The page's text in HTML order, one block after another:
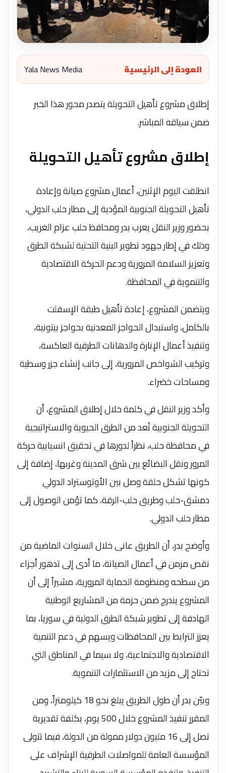
العودة إلى الرئيسية Yala News Media
إطلاق مشروع تأهيل التحويلة يتصدر محور هذا الخبر
ضمن سياقه المباشر.
إطلاق مشروع تأهيل التحويلة
انطلقت اليوم الإثنين، أعمال مشروع صيانة وإعادة
تأهيل التحويلة الجنوبية المؤدية إلى مطار حلب الدولي،
بحضور وزير النقل يعرب بدر ومحافظ حلب عزام الغريب،
وذلك في إطار جهود تطوير البنية التحتية لشبكة الطرق
وتعزيز السلامة المرورية ودعم الحركة الاقتصادية
والتنموية في المحافظة.
ويتضمن المشروع، إعادة تأهيل طبقة الإسفلت
بالكامل، واستبدال الحواجز المعدنية بحواجز بيتونية،
وتنفيذ أعمال الإنارة والدهانات الطرقية العاكسة،
وتركيب الشواخص المرورية، إلى جانب إنشاء جزر وسطية
ومساحات خضراء.
وأكد وزير النقل في كلمة خلال إطلاق المشروع، أن
التحويلة الجنوبية تُعد من الطرق الحيوية والاستراتيجية
في محافظة حلب، نظراً لدورها في تحقيق انسيابية حركة
المرور ونقل البضائع بين شرق المدينة وغربها، إضافة إلى
كونها تشكل حلقة وصل بين الأوتوستراد الدولي
دمشق-حلب وطريق حلب-الرقة، كما تؤمن الوصول إلى
مطار حلب الدولي.
وأوضح بدر، أن الطريق عانى خلال السنوات الماضية من
نقص مزمن في أعمال الصيانة، ما أدى إلى تدهور أجزاء
من سطحه ومنظومة الحماية المرورية، مشيراً إلى أن
المشروع يندرج ضمن حزمة من المشاريع الوطنية
الهادفة إلى تطوير شبكة الطرق الدولية في سوريا، بما
يعزز الترابط بين المحافظات ويسهم في دعم التنمية
الاقتصادية والاجتماعية، ولا سيما في المناطق التي
تحتاج إلى مزيد من الاستثمارات التنموية.
وبيّن بدر أن طول الطريق يبلغ نحو 18 كيلومتراً، ومن
المقرر تنفيذ المشروع خلال 500 يوم، بكلفة تقديرية
تصل إلى 16 مليون دولار ممولة من الدولة، فيما تتولى
المؤسسة العامة للمواصلات الطرقية الإشراف على